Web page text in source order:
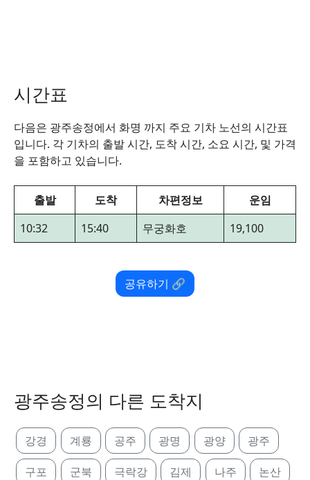
시간표
다음은 광주송정에서 화명 까지 주요 기차 노선의 시간표
입니다. 각 기차의 출발 시간, 도착 시간, 소요 시간, 및 가격
을 포함하고 있습니다.
출발 도착 차편정보
운임
10:32
15:40 무궁화호 19,100
공유하기 🔗
광주송정의 다른 도착지
강경 계룡 공주 광명 광양 광주
구포 군북 극락강 김제 나주 논산